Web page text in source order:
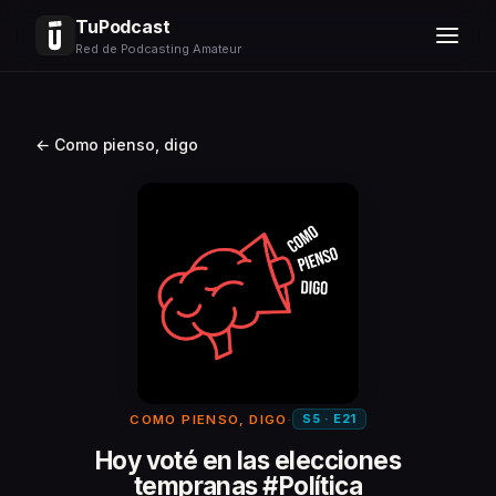
TuPodcast
Red de Podcasting Amateur
← Como pienso, digo
COMO PIENSO, DIGO · S5 · E21
Hoy voté en las elecciones
tempranas #Política